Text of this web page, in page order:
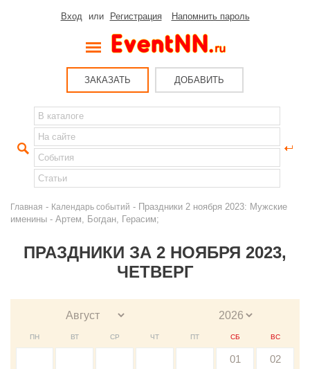
Вход или Регистрация Напомнить пароль
ЗАКАЗАТЬ ДОБАВИТЬ
Главная - Календарь событий - Праздники 2 ноября 2023: Мужские
именины - Артем, Богдан, Герасим;
ПРАЗДНИКИ ЗА 2 НОЯБРЯ 2023,
ЧЕТВЕРГ
ПН ВТ СР ЧТ ПТ СБ ВС
01 02